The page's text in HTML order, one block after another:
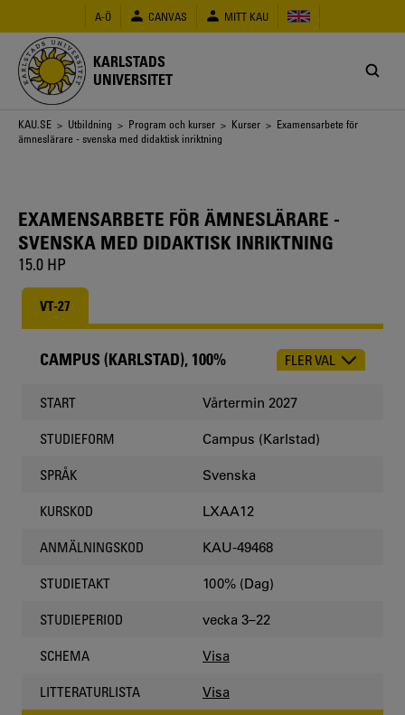
huvudinnehåll
A-Ö CANVAS MITT KAU
KARLSTADS
UNIVERSITET
Länkstig
KAU.SE > Utbildning > Program och kurser > Kurser > Examensarbete för
ämneslärare - svenska med didaktisk inriktning
EXAMENSARBETE FÖR ÄMNESLÄRARE -
SVENSKA MED DIDAKTISK INRIKTNING
15.0 HP
VT-27
CHOOSE
CAMPUS (KARLSTAD), 100% FLER VAL
START Vårtermin 2027
STUDIEFORM Campus (Karlstad)
SPRÅK Svenska
KURSKOD LXAA12
ANMÄLNINGSKOD KAU-49468
STUDIETAKT 100% (Dag)
STUDIEPERIOD vecka 3–22
SCHEMA Visa
LITTERATURLISTA Visa